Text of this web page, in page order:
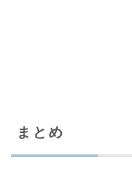
まとめ